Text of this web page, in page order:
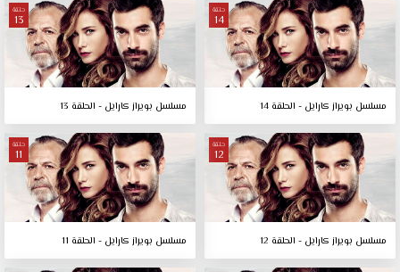
حلقة
14
مسلسل بويراز كارايل - الحلقة 14
حلقة
13
مسلسل بويراز كارايل - الحلقة 13
حلقة
12
مسلسل بويراز كارايل - الحلقة 12
حلقة
11
مسلسل بويراز كارايل - الحلقة 11